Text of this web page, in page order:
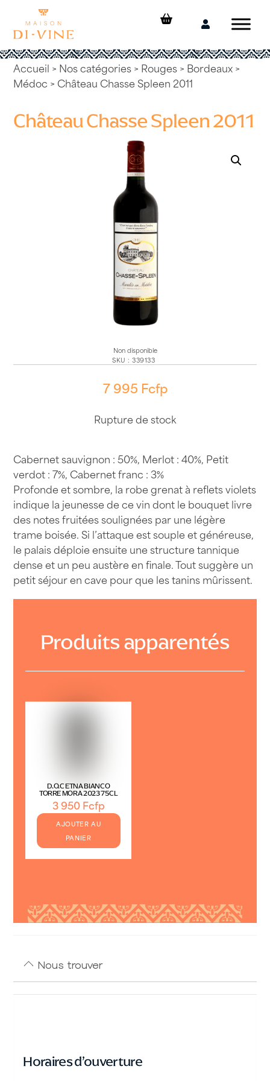
content
Mon
Accueil > Nos catégories> Rouges> Bordeaux>
Médoc > Château Chasse Spleen 2011
Château Chasse Spleen 2011
Non disponible
SKU : 339133
7 995 Fcfp
Rupture de stock
Cabernet sauvignon : 50%, Merlot : 40%, Petit
verdot : 7%, Cabernet franc : 3%
Profonde et sombre, la robe grenat à reflets violets
indique la jeunesse de ce vin dont le bouquet livre
des notes fruitées soulignées par une légère
trame boisée. Si l’attaque est souple et généreuse,
le palais déploie ensuite une structure tannique
dense et un peu austère en finale. Tout suggère un
petit séjour en cave pour que les tanins mûrissent.
Produits apparentés
D.O.C ETNA BIANCO
TORRE MORA 2023 75CL
3 950Fcfp
AJOUTER AU
PANIER
Nous trouver
Horaires d’ouverture